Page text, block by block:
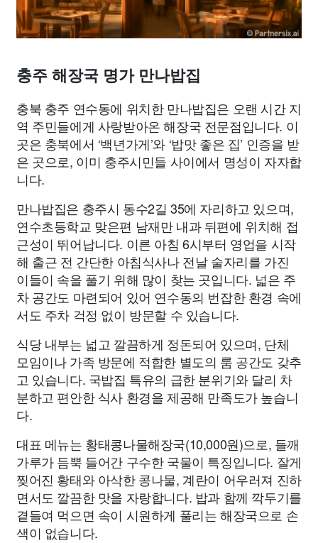
교통 생활 기타
충주 해장국 명가 만나밥집
충북 충주 연수동에 위치한 만나밥집은 오랜 시간 지
역 주민들에게 사랑받아온 해장국 전문점입니다. 이
곳은 충북에서 ‘백년가게’와 ‘밥맛 좋은 집’ 인증을 받
은 곳으로, 이미 충주시민들 사이에서 명성이 자자합
니다.
만나밥집은 충주시 동수2길 35에 자리하고 있으며,
연수초등학교 맞은편 남재만 내과 뒤편에 위치해 접
근성이 뛰어납니다. 이른 아침 6시부터 영업을 시작
해 출근 전 간단한 아침식사나 전날 술자리를 가진
이들이 속을 풀기 위해 많이 찾는 곳입니다. 넓은 주
차 공간도 마련되어 있어 연수동의 번잡한 환경 속에
서도 주차 걱정 없이 방문할 수 있습니다.
식당 내부는 넓고 깔끔하게 정돈되어 있으며, 단체
모임이나 가족 방문에 적합한 별도의 룸 공간도 갖추
고 있습니다. 국밥집 특유의 급한 분위기와 달리 차
분하고 편안한 식사 환경을 제공해 만족도가 높습니
다.
대표 메뉴는 황태콩나물해장국(10,000원)으로, 들깨
가루가 듬뿍 들어간 구수한 국물이 특징입니다. 잘게
찢어진 황태와 아삭한 콩나물, 계란이 어우러져 진하
면서도 깔끔한 맛을 자랑합니다. 밥과 함께 깍두기를
곁들여 먹으면 속이 시원하게 풀리는 해장국으로 손
색이 없습니다.